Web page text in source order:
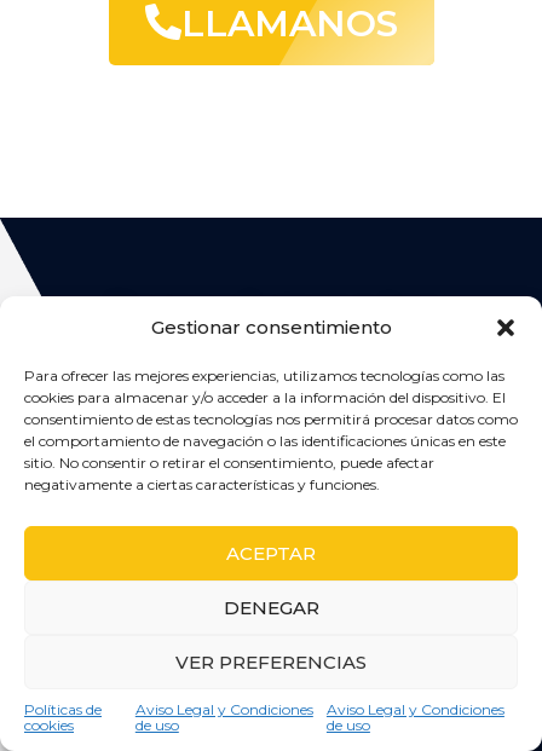
Gestionar consentimiento
Para ofrecer las mejores experiencias, utilizamos tecnologías como las
cookies para almacenar y/o acceder a la información del dispositivo. El
consentimiento de estas tecnologías nos permitirá procesar datos como
el comportamiento de navegación o las identificaciones únicas en este
sitio. No consentir o retirar el consentimiento, puede afectar
negativamente a ciertas características y funciones.
ACEPTAR
DENEGAR
VER PREFERENCIAS
Políticas de
cookies
Aviso Legal y Condiciones
de uso
Aviso Legal y Condiciones
de uso
LLAMANOS
técnico Aparici en Barcelona
En esta sección, hemos recopilado algunas de las preguntas
más comunes que nuestros clientes nos hacen sobre
nuestros servicios. Si tienes alguna duda adicional, no dudes
ELECTRODOMÉSTICOS
REPARÁIS EN
¿OFRECÉIS
MANTENIMIENTO